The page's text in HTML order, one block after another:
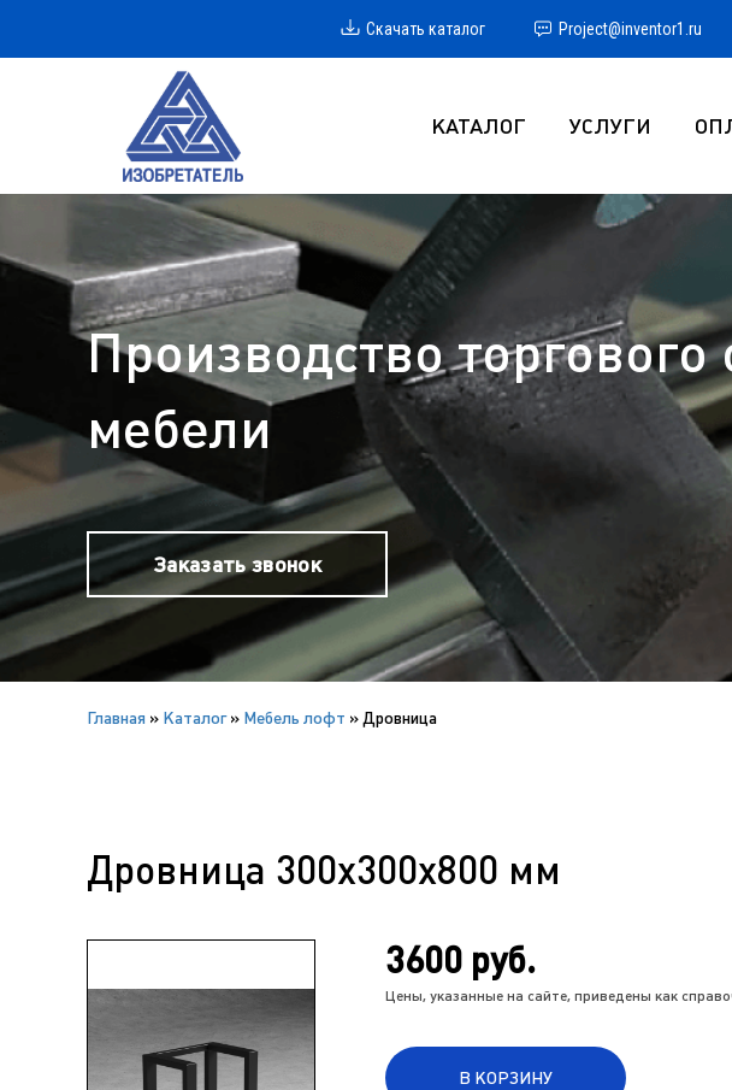
Скачать каталог Project@inventor1.ru
КАТАЛОГ УСЛУГИ
Производство
мебели
Заказать звонок
Главная » Каталог» Мебель лофт »Дровница
Дровница 300х300х800 мм
3600 руб.
Цены, указанные на сайте, приведены как
В КОРЗИНУ